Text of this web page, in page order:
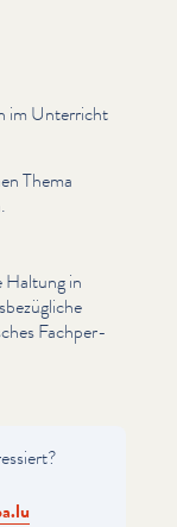
im Unterricht
Thema
Haltung in
Fach­per­